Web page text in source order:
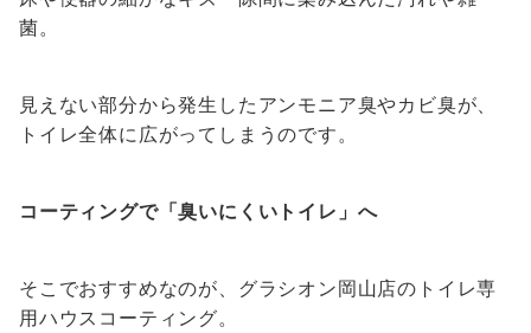
菌。
見えない部分から発生したアンモニア臭やカビ臭が、
トイレ全体に広がってしまうのです。
コーティングで「臭いにくいトイレ」へ
そこでおすすめなのが、グラシオン岡山店のトイレ専
用ハウスコーティング。